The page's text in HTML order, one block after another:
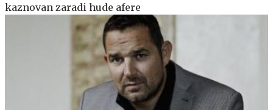
kaznovan zaradi hude afere